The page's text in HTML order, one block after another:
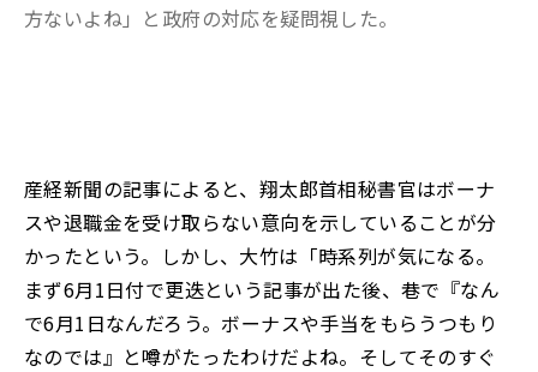
方ないよね」と政府の対応を疑問視した。
産経新聞の記事によると、翔太郎首相秘書官はボーナ
スや退職金を受け取らない意向を示していることが分
かったという。しかし、大竹は「時系列が気になる。
まず6月1日付で更迭という記事が出た後、巷で『なん
で6月1日なんだろう。ボーナスや手当をもらうつもり
なのでは』と噂がたったわけだよね。そしてそのすぐ